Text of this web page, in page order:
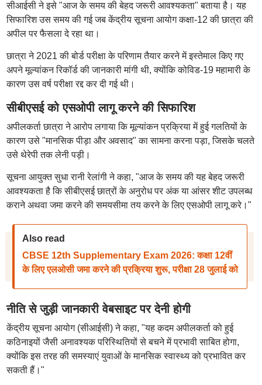
सीआईसी ने इसे "आज के समय की बेहद जरूरी आवश्यकता" बताया है। यह
सिफारिश उस समय की गई जब केंद्रीय सूचना आयोग कक्षा-12 की छात्रा की
अपील पर फैसला दे रहा था।
छात्रा ने 2021 की बोर्ड परीक्षा के परिणाम तैयार करने में इस्तेमाल किए गए
अपने मूल्यांकन रिकॉर्ड की जानकारी मांगी थी, क्योंकि कोविड-19 महामारी के
कारण उस वर्ष परीक्षा रद्द कर दी गई थी।
सीबीएसई को एसओपी लागू करने की सिफारिश
अपीलकर्ता छात्रा ने आरोप लगाया कि मूल्यांकन प्रक्रिया में हुई गलतियों के
कारण उसे "मानसिक पीड़ा और अवसाद" का सामना करना पड़ा, जिसके चलते
उसे थेरेपी तक लेनी पड़ी।
सूचना आयुक्त सुधा रानी रेलांगी ने कहा, "आज के समय की यह बेहद जरूरी
आवश्यकता है कि सीबीएसई छात्रों के अनुरोध पर अंक या आंसर शीट उपलब्ध
कराने अथवा जमा करने की समयसीमा तय करने के लिए एसओपी लागू करे।"
Also read
CBSE 12th Supplementary Exam 2026: कक्षा 12वीं
के लिए एलओसी जमा करने की प्रक्रिया शुरू, परीक्षा 28 जुलाई को
नीति से जुड़ी जानकारी वेबसाइट पर देनी होगी
केंद्रीय सूचना आयोग (सीआईसी) ने कहा, "यह कदम अपीलकर्ता को हुई
कठिनाइयों जैसी अनावश्यक परिस्थितियों से बचने में प्रभावी साबित होगा,
क्योंकि इस तरह की समस्याएं युवाओं के मानसिक स्वास्थ्य को प्रभावित कर
सकती हैं।"